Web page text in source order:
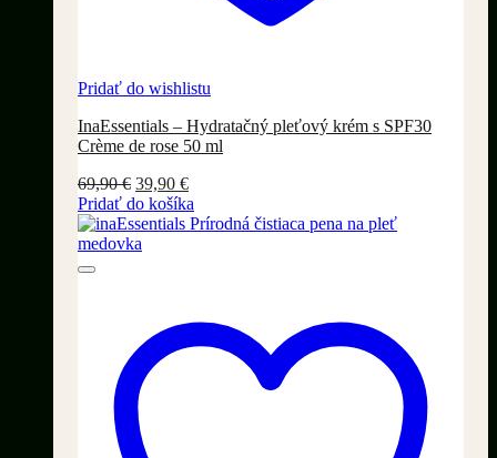
Pridať do wishlistu
InaEssentials – Hydratačný pleťový krém s SPF30
Crème de rose 50 ml
69,90€ Pôvodná
cena
bola:
69,90 €.
39,90 €Aktuálna
cena
je:
Pridať do košíka